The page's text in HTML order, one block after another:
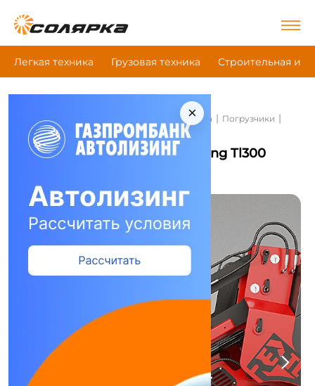
Легкая техника Грузовая техника Строительная и
×
Главная Строительная и дорожная техника | Погрузчики |
Red Engineering Tl300
Погрузчики Red Engineering Tl300